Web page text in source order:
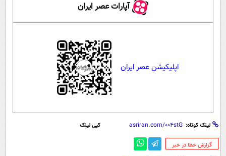
آپارات عصر ایران
اپلیکیشن عصر ایران
لینک کوتاه: کپی لینک
‌گزارش خطا در خبر